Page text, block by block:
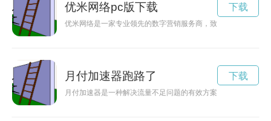
优米网络pc版下载
优米网络是一家专业领先的数字营销服务商，致力于为客户提
下载
月付加速器跑路了
月付加速器是一种解决流量不足问题的有效方案，通过提供更
下载